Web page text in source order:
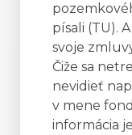
písali (TU).
svoje
Čiže sa
nevidieť
v mene
informácia